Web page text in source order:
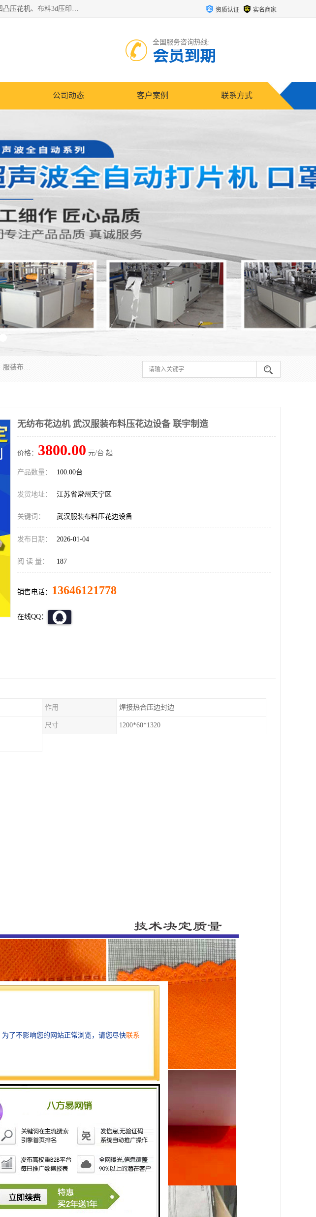
常州联宇机电自动化科技有限公司主营产品：pvc塑料焊机、高频热合机、软膜天花压边机、服装布料凹凸压花机、布料3d压印设备、服装植胶设备、超声波布料花边机、无纺布热合机、全自动压花机。 资质认证 实名商家
全国服务咨询热线:
会员到期
公司动态 客户案例 联系方式
常州联宇机电自动化科技有限公司主营产品：pvc塑料焊机、高频热合机、软膜天花压边机、服装布料凹凸压花机、布料3d压印设备、服装植胶设备、超声波布料花边机、无纺布热合机、全自动压花机。
无纺布花边机 武汉服装布料压花边设备 联宇制造
价格： 3800.00 元/台 起
产品数量： 100.00台
发货地址： 江苏省常州天宁区
关键词： 武汉服装布料压花边设备
发布日期： 2026-01-04
阅 读 量： 187
销售电话： 13646121778
在线QQ：
作用 焊接热合压边封边
尺寸 1200*60*1320